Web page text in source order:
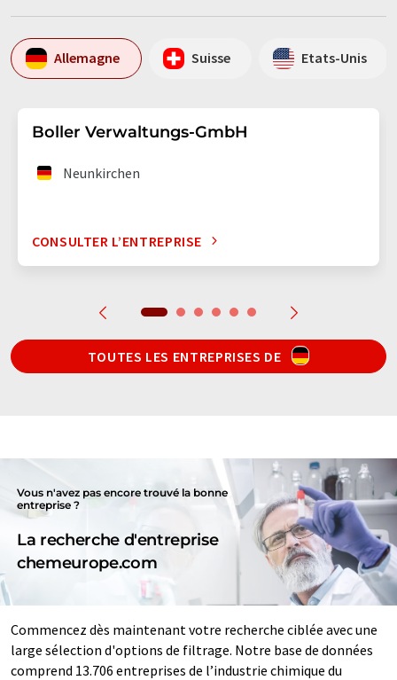
Allemagne Suisse Etats-Unis
Boller Verwaltungs-GmbH
Neunkirchen
CONSULTER L’ENTREPRISE
TOUTES LES ENTREPRISES DE
Vous n'avez pas encore trouvé la bonne
entreprise ?
La recherche d'entreprise
chemeurope.com
Commencez dès maintenant votre recherche ciblée avec une
large sélection d'options de filtrage. Notre base de données
comprend 13.706 entreprises de l’industrie chimique du